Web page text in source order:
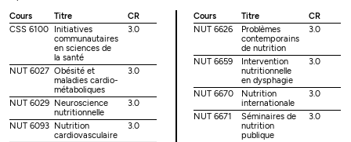
Cours
Titre
CR
CSS 6100
Initiatives
communautaires
en sciences de
la santé
3.0
NUT 6027 Obésité et
maladies cardio-
métaboliques
3.0
NUT 6029
Neuroscience
nutritionnelle
3.0
NUT 6093
Nutrition
cardiovasculaire
3.0
Cours Titre
CR
NUT 6626
Problèmes
contemporains
de nutrition
3.0
NUT 6659
Intervention
nutritionnelle
en dysphagie
3.0
NUT 6670
Nutrition
internationale
3.0
NUT 6671
Séminaires de
nutrition
publique
3.0